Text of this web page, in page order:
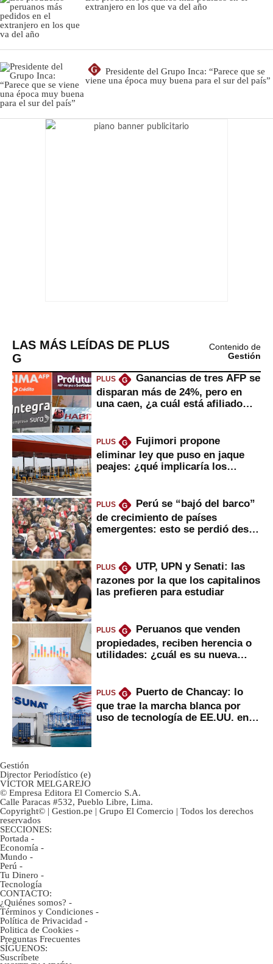
extranjero en los que va del año
G
Presidente del Grupo Inca: “Parece que se
viene una época muy buena para el sur del país”
LAS MÁS LEÍDAS DE PLUS
G
Contenido de
Gestión
PLUS G
Ganancias de tres AFP se
disparan más de 24%, pero en
una caen, ¿a cuál está afiliado
PLUS G
Fujimori propone
eliminar ley que puso en jaque
peajes: ¿qué implicaría los
PLUS G
Perú se “bajó del barco”
de crecimiento de países
emergentes: esto se perdió desde
PLUS G
UTP, UPN y Senati: las
razones por la que los capitalinos
las prefieren para estudiar
PLUS G
Peruanos que venden
propiedades, reciben herencia o
utilidades: ¿cuál es su nueva
PLUS G
Puerto de Chancay: lo
que trae la marcha blanca por
uso de tecnología de EE.UU. en
Gestión
Director Periodístico (e)
VÍCTOR MELGAREJO
© Empresa Editora El Comercio S.A.
Calle Paracas #532, Pueblo Libre, Lima.
Copyright© | Gestion.pe | Grupo El Comercio | Todos los derechos
reservados
SECCIONES:
Portada -
Economía -
Mundo -
Perú -
Tu Dinero -
Tecnología
CONTACTO:
¿Quiénes somos? -
Términos y Condiciones -
Política de Privacidad -
Politica de Cookies -
Preguntas Frecuentes
SÍGUENOS:
Suscríbete